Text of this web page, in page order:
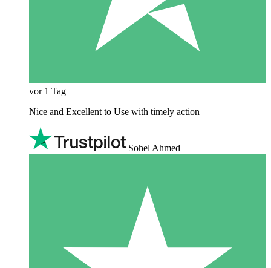
vor 1 Tag
Nice and Excellent to Use with timely action
Sohel Ahmed